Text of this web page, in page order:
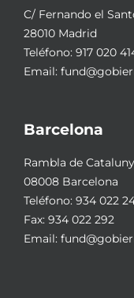
C/ Fernando el
28010 Madrid
Teléfono: 917 020
Email:
Barcelona
Rambla de
08008 Barcelona
Teléfono: 934 022
Fax: 934 022 292
Email: